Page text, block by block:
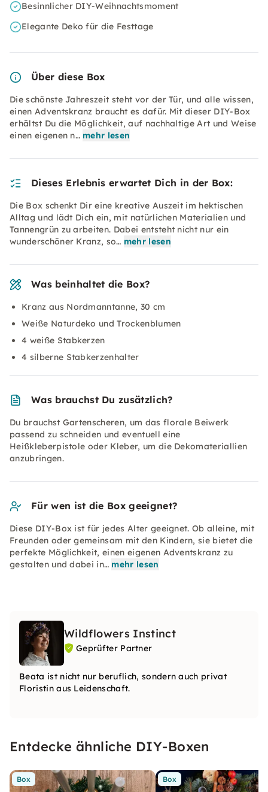
Besinnlicher DIY-Weihnachtsmoment
Elegante Deko für die Festtage
Über diese Box
Die schönste Jahreszeit steht vor der Tür, und alle wissen,
einen Adventskranz braucht es dafür. Mit dieser DIY-Box
erhältst Du die Möglichkeit, auf nachhaltige Art und Weise
einen eigenen n… mehr lesen
Dieses Erlebnis erwartet Dich in der Box:
Die Box schenkt Dir eine kreative Auszeit im hektischen
Alltag und lädt Dich ein, mit natürlichen Materialien und
Tannengrün zu arbeiten. Dabei entsteht nicht nur ein
wunderschöner Kranz, so… mehr lesen
Was beinhaltet die Box?
Kranz aus Nordmanntanne, 30 cm
Weiße Naturdeko und Trockenblumen
4 weiße Stabkerzen
4 silberne Stabkerzenhalter
Was brauchst Du zusätzlich?
Du brauchst Gartenscheren, um das florale Beiwerk
passend zu schneiden und eventuell eine
Heißkleberpistole oder Kleber, um die Dekomateriallien
anzubringen.
Für wen ist die Box geeignet?
Diese DIY-Box ist für jedes Alter geeignet. Ob alleine, mit
Freunden oder gemeinsam mit den Kindern, sie bietet die
perfekte Möglichkeit, einen eigenen Adventskranz zu
gestalten und dabei in… mehr lesen
Wildflowers Instinct
Geprüfter Partner
Beata ist nicht nur beruflich, sondern auch privat
Floristin aus Leidenschaft.
Entdecke ähnliche DIY-Boxen
Box Box